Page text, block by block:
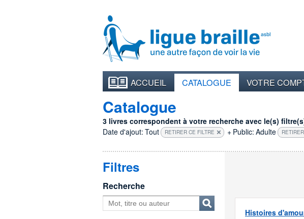
ACCUEIL CATALOGUE VOTRE
Catalogue
3 livres correspondent à votre recherche avec le(s)
Date d'ajout: Tout RETIRER CE FILTRE + Public: Adulte
Histoires
Filtres
Recherche